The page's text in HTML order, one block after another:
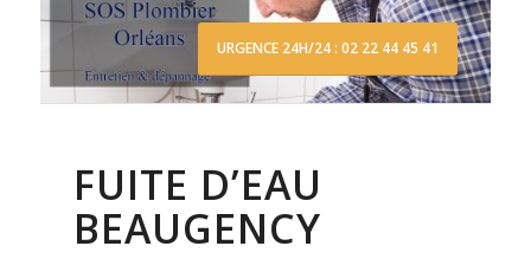
URGENCE 24H/24 : 02 22 44 45 41
FUITE D’EAU
BEAUGENCY